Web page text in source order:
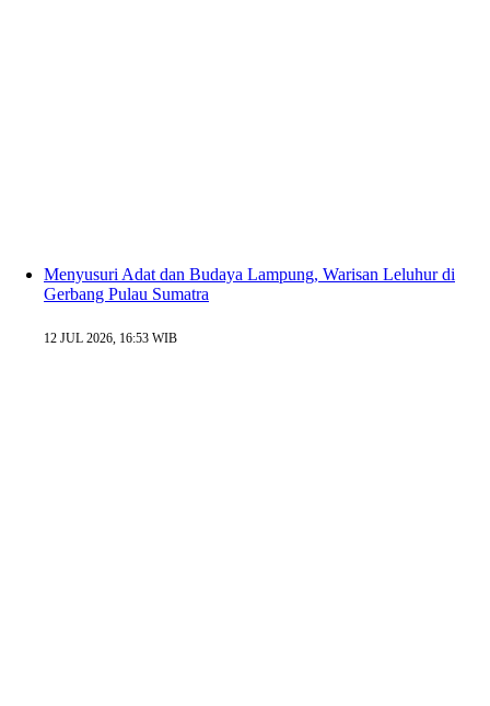
Menyusuri Adat dan Budaya Lampung, Warisan Leluhur di
Gerbang Pulau Sumatra
12 JUL 2026, 16:53 WIB